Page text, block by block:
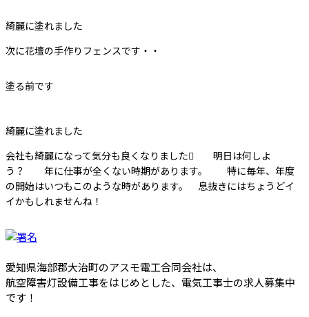
綺麗に塗れました
次に花壇の手作りフェンスです・・
塗る前です
綺麗に塗れました
会社も綺麗になって気分も良くなりました 明日は何しよ
う？ 年に仕事が全くない時期があります。 特に毎年、年度
の開始はいつもこのような時があります。 息抜きにはちょうどイ
イかもしれませんね！
愛知県海部郡大治町のアスモ電工合同会社は、
航空障害灯設備工事をはじめとした、電気工事士の求人募集中
です！